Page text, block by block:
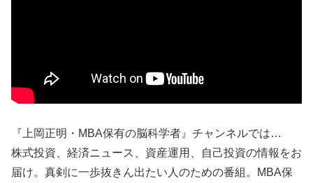
『上岡正明・MBA保有の脳科学者』チャンネルでは…
株式投資、経済ニュース、資産運用、自己投資の情報をお
届け。真剣に一歩抜きん出たい人のための番組。MBA保